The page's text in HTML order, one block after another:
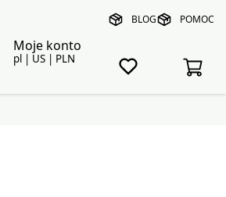
BLOG POMOC
Moje konto
pl | US | PLN